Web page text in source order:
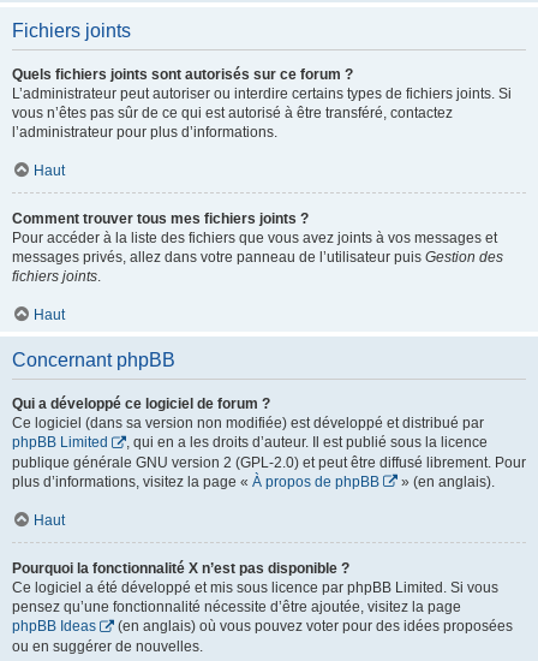
Fichiers joints
Quels fichiers joints sont autorisés sur ce forum ?
L’administrateur peut autoriser ou interdire certains types de fichiers joints. Si
vous n’êtes pas sûr de ce qui est autorisé à être transféré, contactez
l’administrateur pour plus d’informations.
Haut
Comment trouver tous mes fichiers joints ?
Pour accéder à la liste des fichiers que vous avez joints à vos messages et
messages privés, allez dans votre panneau de l’utilisateur puis Gestion des
fichiers joints.
Haut
Concernant phpBB
Qui a développé ce logiciel de forum ?
Ce logiciel (dans sa version non modifiée) est développé et distribué par
phpBB Limited
, qui en a les droits d’auteur. Il est publié sous la licence
publique générale GNU version 2 (GPL-2.0) et peut être diffusé librement. Pour
plus d’informations, visitez la page « À propos de phpBB » (en anglais).
Haut
Pourquoi la fonctionnalité X n’est pas disponible ?
Ce logiciel a été développé et mis sous licence par phpBB Limited. Si vous
pensez qu’une fonctionnalité nécessite d’être ajoutée, visitez la page
phpBB Ideas
(en anglais) où vous pouvez voter pour des idées proposées
ou en suggérer de nouvelles.